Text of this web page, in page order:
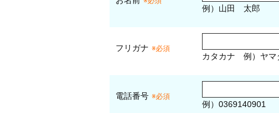
例）山田 太郎
フリガナ ※必須
カタカナ 例）ヤ
電話番号 ※必須
例）0369140901